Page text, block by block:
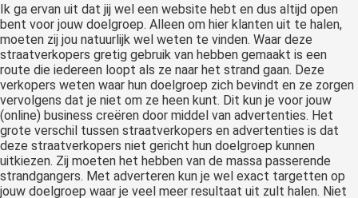
Ik ga ervan uit dat jij wel een website hebt en dus altijd open
bent voor jouw doelgroep. Alleen om hier klanten uit te halen,
moeten zij jou natuurlijk wel weten te vinden. Waar deze
straatverkopers gretig gebruik van hebben gemaakt is een
route die iedereen loopt als ze naar het strand gaan. Deze
verkopers weten waar hun doelgroep zich bevindt en ze zorgen
vervolgens dat je niet om ze heen kunt. Dit kun je voor jouw
(online) business creëren door middel van advertenties. Het
grote verschil tussen straatverkopers en advertenties is dat
deze straatverkopers niet gericht hun doelgroep kunnen
uitkiezen. Zij moeten het hebben van de massa passerende
strandgangers. Met adverteren kun je wel exact targetten op
jouw doelgroep waar je veel meer resultaat uit zult halen. Niet